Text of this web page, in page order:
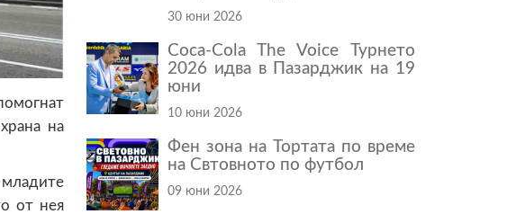
на
младите
от нея
30 юни 2026
Coca-Cola The Voice Турнето
2026 идва в Пазарджик на 19
юни
10 юни 2026
Фен зона на Тортата по време
на Свтовното по футбол
09 юни 2026